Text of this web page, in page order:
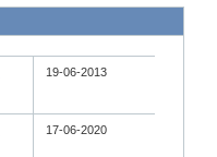
19-06-2013
17-06-2020